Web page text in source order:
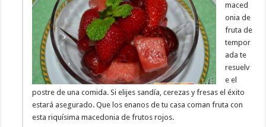
maced
onia de
fruta de
tempor
ada te
resuelv
e el
postre de una comida. Si elijes sandía, cerezas y fresas el éxito
estará asegurado. Que los enanos de tu casa coman fruta con
esta riquísima macedonia de frutos rojos.